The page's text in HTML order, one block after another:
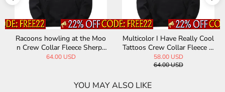
Racoons howling at the Moo
n Crew Collar Fleece Sherpa
Hoodie
64.00 USD
Multicolor I Have Really Cool
Tattoos Crew Collar Fleece H
oodie
58.00 USD
64.00 USD
YOU MAY ALSO LIKE